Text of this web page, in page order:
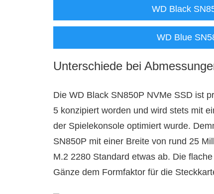
WD Black
WD Blue
Unterschiede bei
Die WD Black SN850P NVMe SSD ist
5 konzipiert worden und wird stets mit
der Spielekonsole optimiert wurde.
SN850P mit einer Breite von rund 25
M.2 2280 Standard etwas ab. Die
Gänze dem Formfaktor für die